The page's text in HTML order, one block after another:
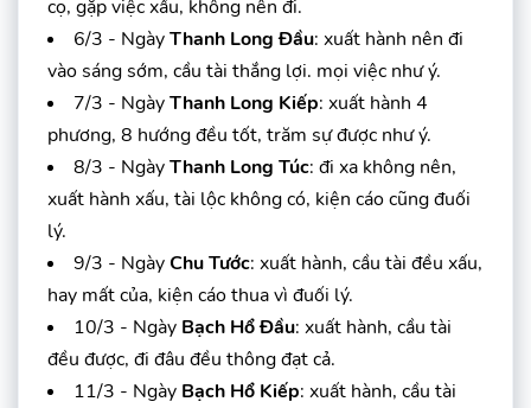
cọ, gặp việc xấu, không nên đi.
6/3 - NgàyThanh Long Đầu: xuất hành nên đi
vào sáng sớm, cầu tài thắng lợi. mọi việc như ý.
7/3 - NgàyThanh Long Kiếp: xuất hành 4
phương, 8 hướng đều tốt, trăm sự được như ý.
8/3 - NgàyThanh Long Túc: đi xa không nên,
xuất hành xấu, tài lộc không có, kiện cáo cũng đuối
lý.
9/3 - NgàyChu Tước: xuất hành, cầu tài đều xấu,
hay mất của, kiện cáo thua vì đuối lý.
10/3 - Ngày Bạch Hổ Đầu: xuất hành, cầu tài
đều được, đi đâu đều thông đạt cả.
11/3 - Ngày Bạch Hổ Kiếp: xuất hành, cầu tài